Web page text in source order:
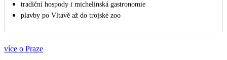
tradiční hospody i michelinská gastronomie
plavby po Vltavě až do trojské zoo
více o Praze